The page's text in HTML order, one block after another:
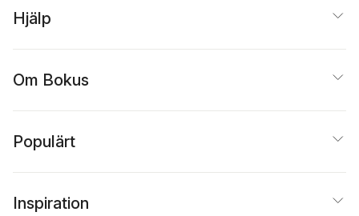
Hjälp
Om Bokus
Populärt
Inspiration